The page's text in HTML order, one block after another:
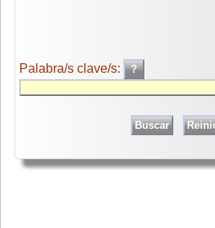
Palabra/s clave/s: